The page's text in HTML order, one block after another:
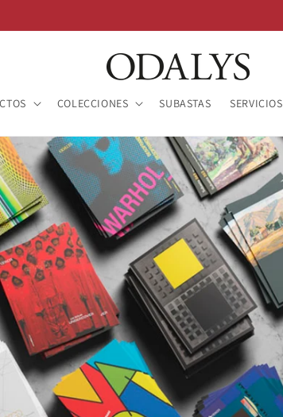
COLECCIONES SUBASTAS SERVICIOS